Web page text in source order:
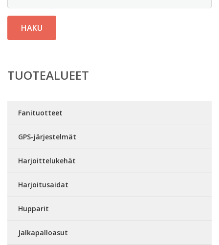
HAKU
TUOTEALUEET
Fanituotteet
GPS-järjestelmät
Harjoittelukehät
Harjoitusaidat
Hupparit
Jalkapalloasut